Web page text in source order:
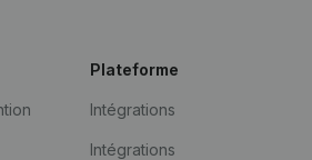
Plateforme
Intégrations
Intégrations